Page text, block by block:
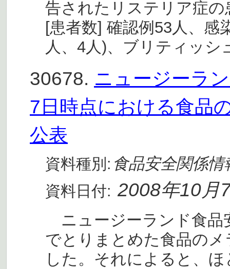
告されたリステリア症
[患者数] 確認例53人、感
人、4人)、ブリティッシ
30678. ニュージーラ
7日時点における食品
公表
資料種別: 食品安全関係情
資料日付: 2008年10月
ニュージーランド食品
でとりまとめた食品の
した。それによると、